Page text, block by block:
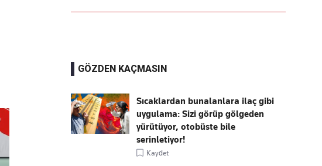
GÖZDEN KAÇMASIN
Sıcaklardan bunalanlara ilaç gibi
uygulama: Sizi görüp gölgeden
yürütüyor, otobüste bile
serinletiyor!
Kaydet